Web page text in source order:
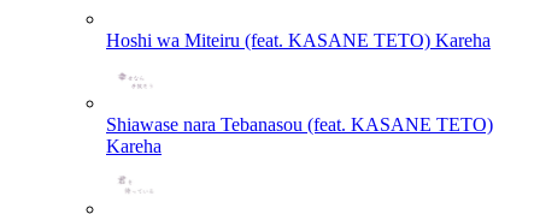
Hoshi wa Miteiru (feat. KASANE TETO) Kareha
Shiawase nara Tebanasou (feat. KASANE TETO)
Kareha